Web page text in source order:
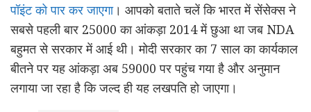
पॉइंट को पार कर जाएगा। आपको बताते चलें कि भारत में सेंसेक्स ने
सबसे पहली बार 25000 का आंकड़ा 2014 में छुआ था जब NDA
बहुमत से सरकार में आई थी। मोदी सरकार का 7 साल का कार्यकाल
बीतने पर यह आंकड़ा अब 59000 पर पहुंच गया है और अनुमान
लगाया जा रहा है कि जल्द ही यह लखपति हो जाएगा।